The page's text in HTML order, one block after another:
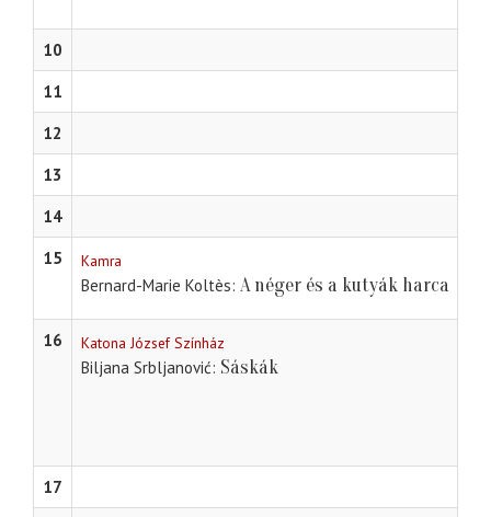
10
11
12
13
14
15
Kamra
Bernard-Marie Koltès A néger és a kutyák harca
16 Katona József Színház
Biljana Srbljanović Sáskák
17